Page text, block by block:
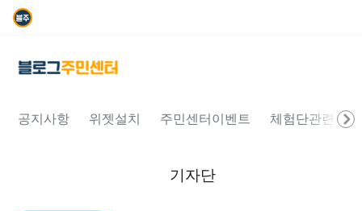
공지사항 위젯설치 주민센터이벤트 체험단관련문의
기자단